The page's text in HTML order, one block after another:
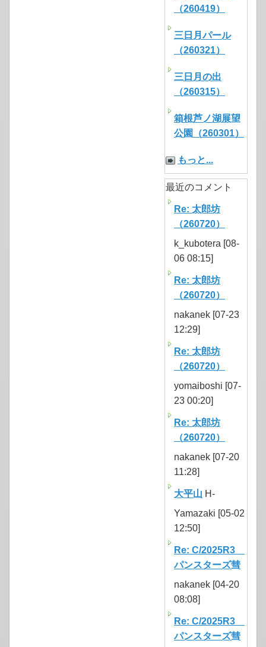
（260419）
三日月パール
（260321）
三日月の出
（260315）
箱根芦ノ湖展望
公園（260301）
もっと...
最近のコメント
Re: 太郎坊
（260720）
k_kubotera [08-
06 08:15]
Re: 太郎坊
（260720）
nakanek [07-23
12:29]
Re: 太郎坊
（260720）
yomaiboshi [07-
23 00:20]
Re: 太郎坊
（260720）
nakanek [07-20
11:28]
大平山 H-
Yamazaki [05-02
12:50]
Re: C/2025R3
パンスターズ彗
nakanek [04-20
08:08]
Re: C/2025R3
パンスターズ彗